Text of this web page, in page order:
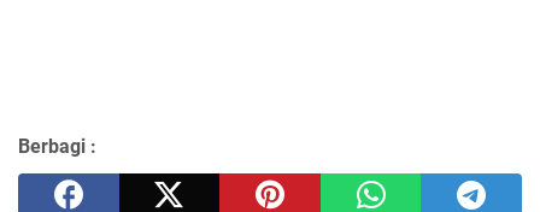
Berbagi :